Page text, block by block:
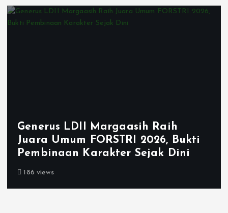
Generus LDII Margaasih Raih
Juara Umum FORSTRI 2026, Bukti
Pembinaan Karakter Sejak Dini
186 views